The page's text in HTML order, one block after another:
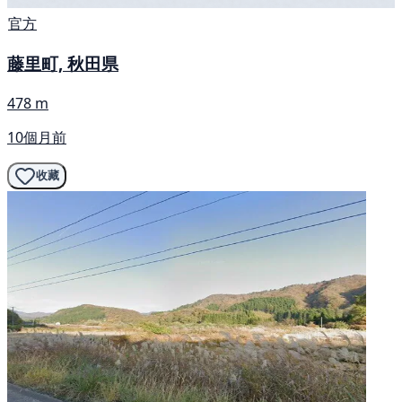
官方
藤里町, 秋田県
478 m
10個月前
收藏